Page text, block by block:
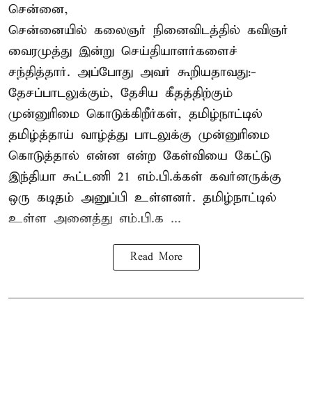
சென்னை,
சென்னையில் கலைஞர் நினைவிடத்தில் கவிஞர்
வைரமுத்து இன்று செய்தியாளர்களைச்
சந்தித்தார். அப்போது அவர் கூறியதாவது:-
தேசப்பாடலுக்கும், தேசிய கீதத்திற்கும்
முன்னுரிமை கொடுக்கிறீர்கள், தமிழ்நாட்டில்
தமிழ்த்தாய் வாழ்த்து பாடலுக்கு முன்னுரிமை
கொடுத்தால் என்ன என்ற கேள்வியை கேட்டு
இந்தியா கூட்டணி 21 எம்.பி.க்கள் கவர்னருக்கு
ஒரு கடிதம் அனுப்பி உள்ளனர். தமிழ்நாட்டில்
உள்ள அனைத்து எம்.பி.க ...
Read More